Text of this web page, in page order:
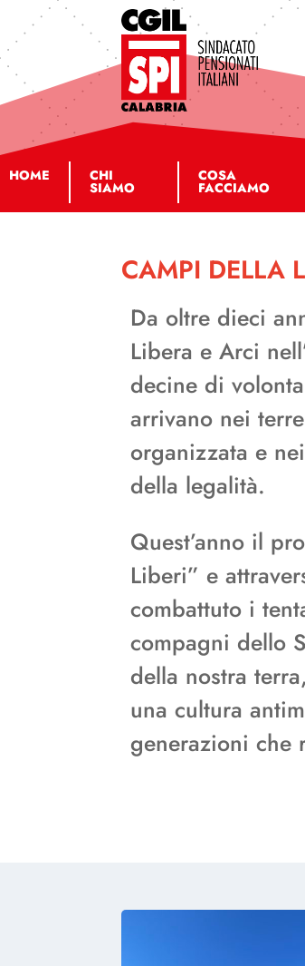
HOME CHI
SIAMO
COSA
FACCIAMO
CAMPI DELLA
Da oltre dieci
Libera e Arci
decine di
arrivano nei
organizzata e
della legalità.
Quest’anno il
Liberi” e
combattuto i
compagni dello
della nostra
una cultura
generazioni che